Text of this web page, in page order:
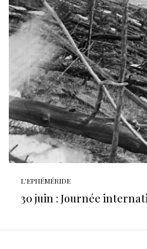
L'EPHÉMÉRIDE
30 juin : Journée